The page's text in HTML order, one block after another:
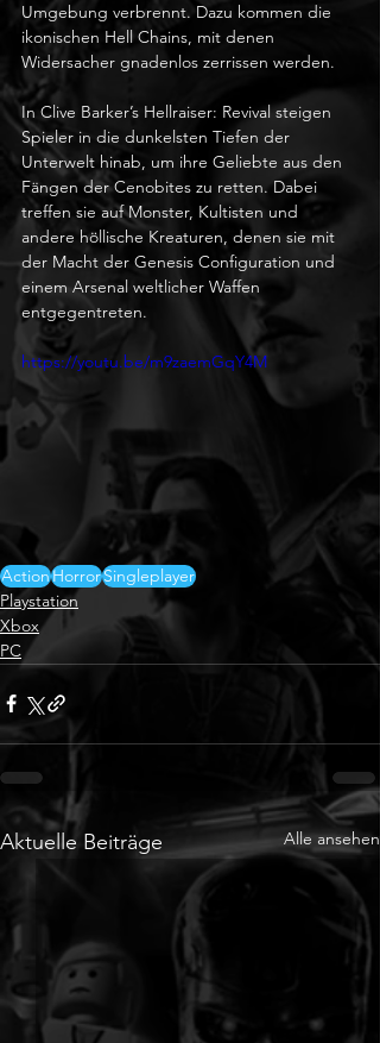
Umgebung verbrennt. Dazu kommen die
ikonischen Hell Chains, mit denen
Widersacher gnadenlos zerrissen werden.
In Clive Barker’s Hellraiser: Revival steigen
Spieler in die dunkelsten Tiefen der
Unterwelt hinab, um ihre Geliebte aus den
Fängen der Cenobites zu retten. Dabei
treffen sie auf Monster, Kultisten und
andere höllische Kreaturen, denen sie mit
der Macht der Genesis Configuration und
einem Arsenal weltlicher Waffen
entgegentreten.
https://youtu.be/m9zaemGqY4M
ActionHorrorSingleplayer
Playstation
Xbox
PC
Aktuelle Beiträge Alle ansehen